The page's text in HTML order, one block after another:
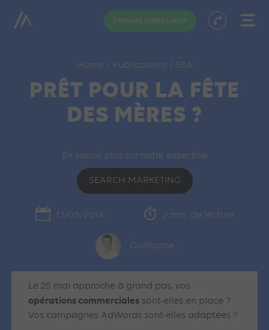
PRENDRE RENDEZ-VOUS
Home / Publications / SEA
PRÊT POUR LA FÊTE
DES MÈRES ?
En savoir plus sur notre expertise
SEARCH MARKETING
13/05/2014 2 min. de lecture
Guillaume
Le 25 mai approche à grand pas, vos
opérations commerciales sont-elles en place ?
Vos campagnes AdWords sont-elles adaptées ?